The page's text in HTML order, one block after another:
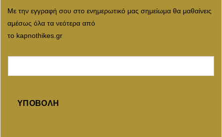
Με την εγγραφή σου στο ενημερωτικό μας σημείωμα θα μαθαίνεις
αμέσως όλα τα νεότερα από
το kapnothikes.gr
ΥΠΟΒΟΛΉ